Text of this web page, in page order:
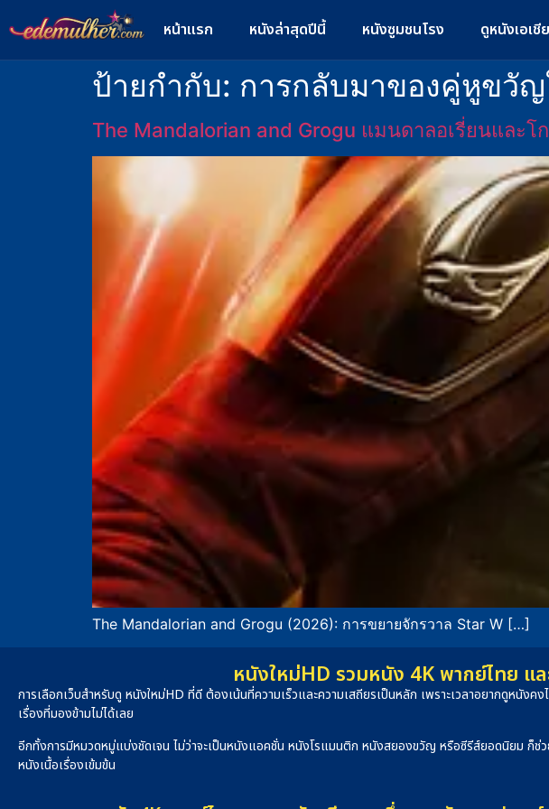
หน้าแรก หนังล่าสุดปีนี้ หนังซูมชนโรง ดูหนังเอเชีย
ป้ายกำกับ: การกลับมาของคู่หูขวั
The Mandalorian and Grogu แมนดาลอเรี่ยนและโ
The Mandalorian and Grogu (2026): การขยายจักรวาล Star W […]
หนังใหม่HD รวมหนัง 4K พากย์ไทย แ
การเลือกเว็บสำหรับดู หนังใหม่HD ที่ดี ต้องเน้นที่ความเร็วและความเสถียรเป็นหลัก เพราะเวลาอยากดูหนั
เรื่องที่มองข้ามไม่ได้เลย
อีกทั้งการมีหมวดหมู่แบ่งชัดเจน ไม่ว่าจะเป็นหนังแอคชั่น หนังโรแมนติก หนังสยองขวัญ หรือซีรีส์ยอดนิยม ก็ช่
หนังเนื้อเรื่องเข้มข้น